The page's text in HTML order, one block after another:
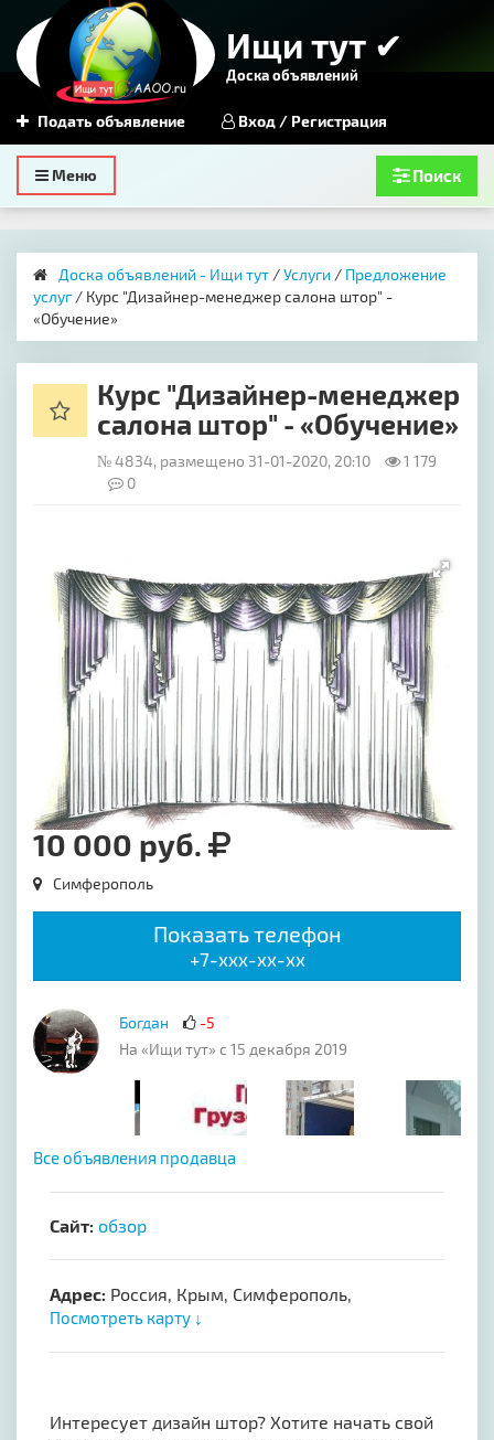
Ищи тут ✔
Доска объявлений
Подать объявление Вход / Регистрация
Toggle
navigation
Меню Поиск
Доска объявлений - Ищи тут /Услуги / Предложение
услуг/ Курс "Дизайнер-менеджер салона штор" -
«Обучение»
Курс "Дизайнер-менеджер
салона штор" - «Обучение»
№ 4834, размещено 31-01-2020, 20:10
1 179
0
10 000 руб.
Симферополь
Показать телефон
+7-xxx-xx-xx
Богдан
-5
На «Ищи тут» с 15 декабря 2019
Все объявления продавца
Сайт: обзор
Адрес: Россия, Крым, Симферополь,
Посмотреть карту ↓
Интересует дизайн штор? Хотите начать свой